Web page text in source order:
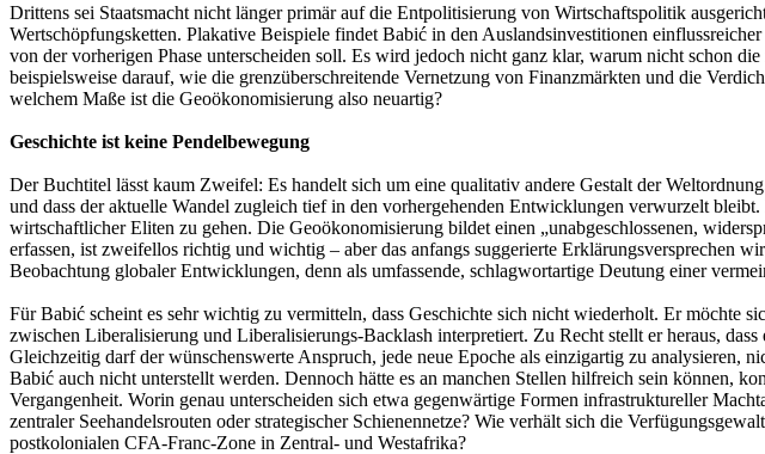
Drittens sei Staatsmacht nicht länger primär auf die Entpolitisierung von Wirtschaftspolitik
Wertschöpfungsketten. Plakative Beispiele findet Babić in den Auslandsinvestitionen
von der vorherigen Phase unterscheiden soll. Es wird jedoch nicht ganz klar, warum nicht schon
beispielsweise darauf, wie die grenzüberschreitende Vernetzung von Finanzmärkten und die
welchem Maße ist die Geoökonomisierung also neuartig?
Geschichte ist keine Pendelbewegung
Der Buchtitel lässt kaum Zweifel: Es handelt sich um eine qualitativ andere Gestalt der
und dass der aktuelle Wandel zugleich tief in den vorhergehenden Entwicklungen verwurzelt
wirtschaftlicher Eliten zu gehen. Die Geoökonomisierung bildet einen „unabgeschlossenen,
erfassen, ist zweifellos richtig und wichtig – aber das anfangs suggerierte Erklärungsversprechen
Beobachtung globaler Entwicklungen, denn als umfassende, schlagwortartige Deutung einer
Für Babić scheint es sehr wichtig zu vermitteln, dass Geschichte sich nicht wiederholt. Er möchte
zwischen Liberalisierung und Liberalisierungs-Backlash interpretiert. Zu Recht stellt er heraus,
Gleichzeitig darf der wünschenswerte Anspruch, jede neue Epoche als einzigartig zu analysieren,
Babić auch nicht unterstellt werden. Dennoch hätte es an manchen Stellen hilfreich sein können,
Vergangenheit. Worin genau unterscheiden sich etwa gegenwärtige Formen infrastruktureller
zentraler Seehandelsrouten oder strategischer Schienennetze? Wie verhält sich die
postkolonialen CFA-Franc-Zone in Zentral- und Westafrika?